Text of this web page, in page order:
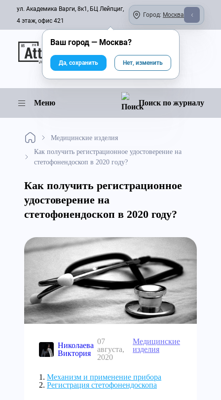
ул. Академика Варги, 8к1, БЦ Лейпциг,
4 этаж, офис 421
Город: Москва
Онлайн-журнал
Меню Поиск по журналу
Медицинские изделия
Как получить регистрационное удостоверение на
стетофонендоскоп в 2020 году?
Как получить регистрационное
удостоверение на
стетофонендоскоп в 2020 году?
Николаева
Виктория
07
августа,
2020
Медицинские
изделия
Механизм и применение прибора
Регистрация стетофонендоскопа
Ваш город — Москва?
Да, сохранить Нет, изменить